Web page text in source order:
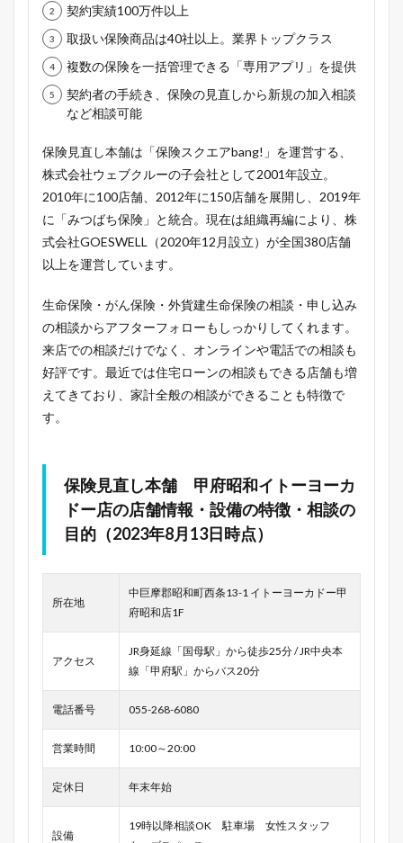
契約実績100万件以上
取扱い保険商品は40社以上。業界トップクラス
複数の保険を一括管理できる「専用アプリ」を提供
契約者の手続き、保険の見直しから新規の加入相談
など相談可能
保険見直し本舗は「保険スクエアbang!」を運営する、
株式会社ウェブクルーの子会社として2001年設立。
2010年に100店舗、2012年に150店舗を展開し、2019年
に「みつばち保険」と統合。現在は組織再編により、株
式会社GOESWELL（2020年12月設立）が全国380店舗
以上を運営しています。
生命保険・がん保険・外貨建生命保険の相談・申し込み
の相談からアフターフォローもしっかりしてくれます。
来店での相談だけでなく、オンラインや電話での相談も
好評です。最近では住宅ローンの相談もできる店舗も増
えてきており、家計全般の相談ができることも特徴で
す。
保険見直し本舗 甲府昭和イトーヨーカ
ドー店の店舗情報・設備の特徴・相談の
目的（2023年8月13日時点）
所在地
中巨摩郡昭和町西条13-1 イトーヨーカドー甲
府昭和店1F
アクセス
JR身延線「国母駅」から徒歩25分 / JR中央本
線「甲府駅」からバス20分
電話番号 055-268-6080
営業時間 10:00～20:00
定休日 年末年始
設備
19時以降相談OK 駐車場 女性スタッフ